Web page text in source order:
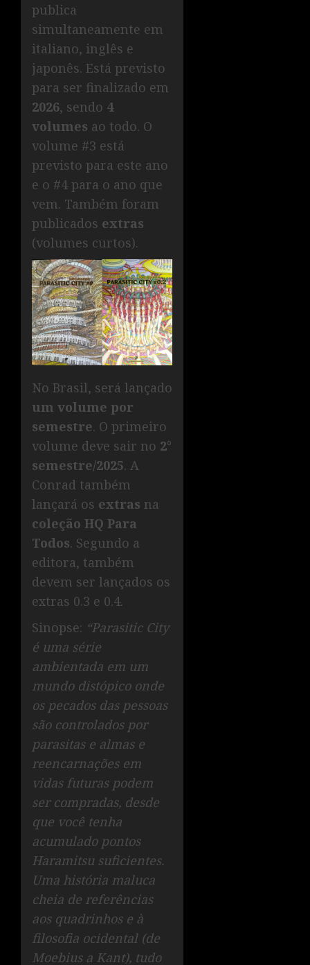
publica
simultaneamente em
italiano, inglês e
japonês. Está previsto
para ser finalizado em
2026, sendo 4
volumes ao todo. O
volume #3 está
previsto para este ano
e o #4 para o ano que
vem. Também foram
publicados extras
(volumes curtos).
No Brasil, será lançado
um volume por
semestre. O primeiro
volume deve sair no 2°
semestre/2025. A
Conrad também
lançará os extras na
coleção HQ Para
Todos. Segundo a
editora, também
devem ser lançados os
extras 0.3 e 0.4.
Sinopse: “Parasitic City
é uma série
ambientada em um
mundo distópico onde
os pecados das pessoas
são controlados por
parasitas e almas e
reencarnações em
vidas futuras podem
ser compradas, desde
que você tenha
acumulado pontos
Haramitsu suficientes.
Uma história maluca
cheia de referências
aos quadrinhos e à
filosofia ocidental (de
Moebius a Kant), tudo